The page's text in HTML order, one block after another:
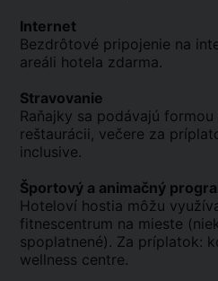
Internet
Bezdrôtové pripojenie na
areáli hotela zdarma.
Stravovanie
Raňajky sa podávajú
reštaurácii, večere za
inclusive.
Športový a animačný
Hoteloví hostia môžu
fitnescentrum na mieste
spoplatnené). Za príplatok:
wellness centre.